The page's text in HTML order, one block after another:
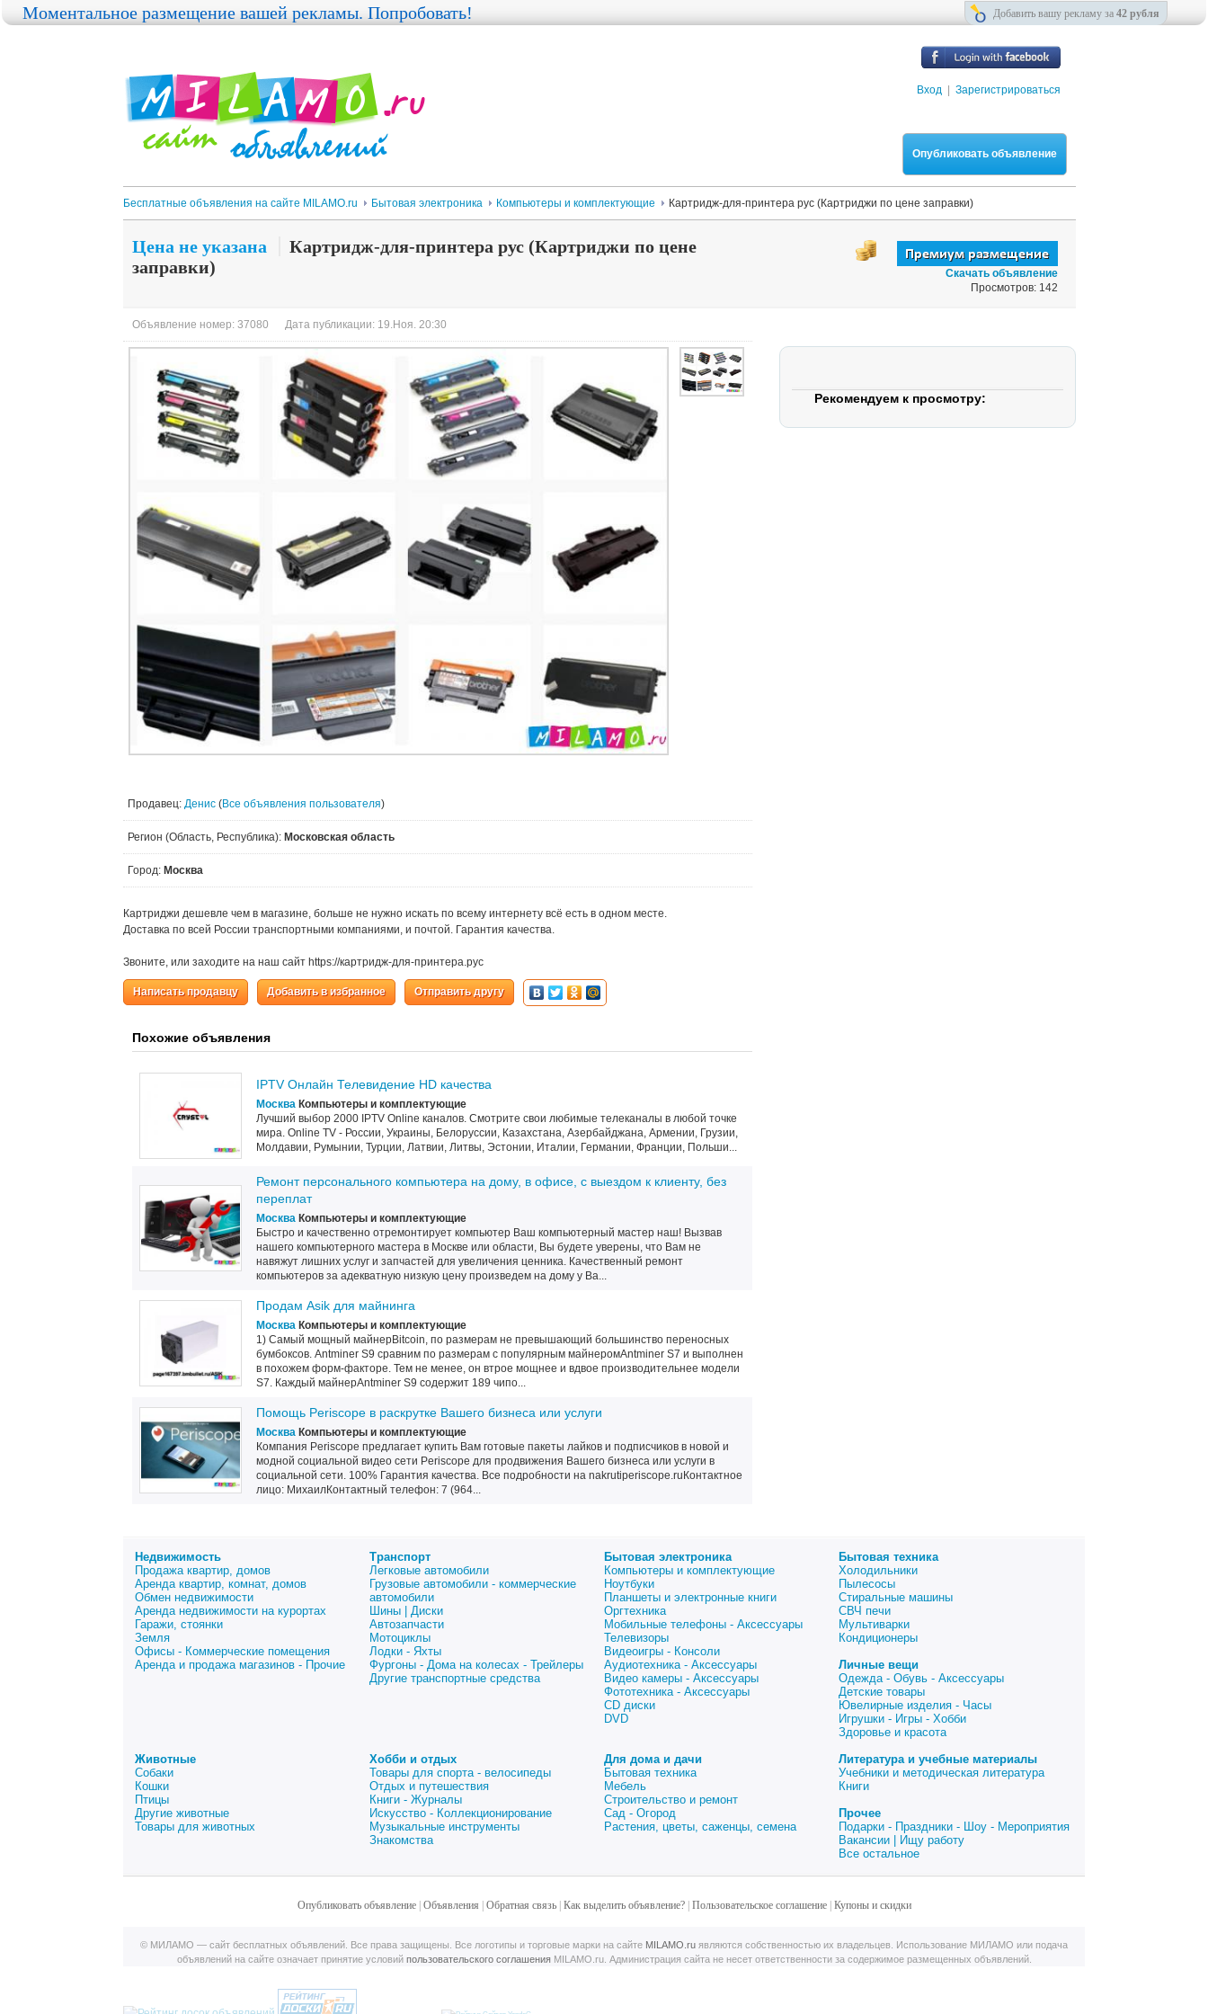
Вход Зарегистрироваться
Опубликовать объявление
Бесплатные объявления на сайте MILAMO.ru Бытовая электроника Компьютеры и комплектующие Картридж-для-принтера рус (Картриджи по цене заправки)
Цена не указана
Картридж-для-принтера рус (Картриджи по цене
заправки)
Скачать объявление
Просмотров: 142
Объявление номер: 37080 Дата публикации: 19.Ноя. 20:30
Продавец: Денис (Все объявления пользователя)
Регион (Область, Республика): Московская область
Город: Москва
Картриджи дешевле чем в магазине, больше не нужно искать по всему интернету всё есть в одном месте.
Доставка по всей России транспортными компаниями, и почтой. Гарантия качества.
Звоните, или заходите на наш сайт https://картридж-для-принтера.рус
Написать продавцу Добавить в избранное Отправить другу
Похожие объявления
IPTV Онлайн Телевидение HD качества
Москва Компьютеры и комплектующие
Лучший выбор 2000 IPTV Online каналов. Смотрите свои любимые телеканалы в любой точке
мира. Online TV - России, Украины, Белоруссии, Казахстана, Азербайджана, Армении, Грузии,
Молдавии, Румынии, Турции, Латвии, Литвы, Эстонии, Италии, Германии, Франции, Польши...
Ремонт персонального компьютера на дому, в офисе, с выездом к клиенту, без
переплат
Москва Компьютеры и комплектующие
Быстро и качественно отремонтирует компьютер Ваш компьютерный мастер наш! Вызвав
нашего компьютерного мастера в Москве или области, Вы будете уверены, что Вам не
навяжут лишних услуг и запчастей для увеличения ценника. Качественный ремонт
компьютеров за адекватную низкую цену произведем на дому у Ва...
Продам Asik для майнинга
Москва Компьютеры и комплектующие
1) Самый мощный майнерBitcoin, по размерам не превышающий большинство переносных
бумбоксов. Antminer S9 сравним по размерам с популярным майнеромAntminer S7 и выполнен
в похожем форм-факторе. Тем не менее, он втрое мощнее и вдвое производительнее модели
S7. Каждый майнерAntminer S9 содержит 189 чипо...
Помощь Periscope в раскрутке Вашего бизнеса или услуги
Москва Компьютеры и комплектующие
Компания Periscope предлагает купить Вам готовые пакеты лайков и подписчиков в новой и
модной социальной видео сети Periscope для продвижения Вашего бизнеса или услуги в
социальной сети. 100% Гарантия качества. Все подробности на nakrutiperiscope.ruКонтактное
лицо: МихаилКонтактный телефон: 7 (964...
Моментальное размещение вашей рекламы. Попробовать! Добавить вашу рекламу за 42 рубля
Рекомендуем к просмотру:
Недвижимость
Продажа квартир, домов
Аренда квартир, комнат, домов
Обмен недвижимости
Аренда недвижимости на курортах
Гаражи, стоянки
Земля
Офисы - Коммерческие помещения
Аренда и продажа магазинов - Прочие
Транспорт
Легковые автомобили
Грузовые автомобили - коммерческие
автомобили
Шины | Диски
Автозапчасти
Мотоциклы
Лодки - Яхты
Фургоны - Дома на колесах - Трейлеры
Другие транспортные средства
Бытовая электроника
Компьютеры и комплектующие
Ноутбуки
Планшеты и электронные книги
Оргтехника
Мобильные телефоны - Аксессуары
Телевизоры
Видеоигры - Консоли
Аудиотехника - Аксессуары
Видео камеры - Аксессуары
Фототехника - Аксессуары
CD диски
DVD
Бытовая техника
Холодильники
Пылесосы
Стиральные машины
СВЧ печи
Мультиварки
Кондиционеры
Личные вещи
Одежда - Обувь - Аксессуары
Детские товары
Ювелирные изделия - Часы
Игрушки - Игры - Хобби
Здоровье и красота
Животные
Собаки
Кошки
Птицы
Другие животные
Товары для животных
Хобби и отдых
Товары для спорта - велосипеды
Отдых и путешествия
Книги - Журналы
Искусство - Коллекционирование
Музыкальные инструменты
Знакомства
Для дома и дачи
Бытовая техника
Мебель
Строительство и ремонт
Сад - Огород
Растения, цветы, саженцы, семена
Литература и учебные материалы
Учебники и методическая литература
Книги
Прочее
Подарки - Праздники - Шоу - Мероприятия
Вакансии | Ищу работу
Все остальное
Опубликовать объявление| Объявления Обратная связь| Как выделить объявление?| Пользовательское соглашение| Купоны и скидки
© МИЛАМО — сайт бесплатных объявлений. Все права защищены. Все логотипы и торговые марки на сайте MILAMO.ru являются собственностью их владельцев. Использование МИЛАМО или подача
объявлений на сайте означает принятие условий пользовательского соглашенияMILAMO.ru. Администрация сайта не несет ответственности за содержимое размещенных объявлений.